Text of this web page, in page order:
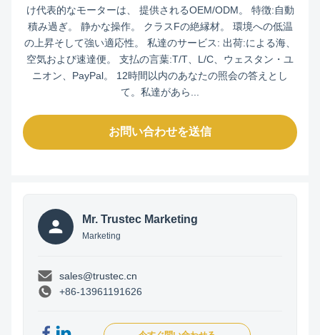
け代表的なモーターは、 提供されるOEM/ODM。 特徴:自動
積み過ぎ。 静かな操作。 クラスFの絶縁材。 環境への低温
の上昇そして強い適応性。 私達のサービス: 出荷:による海、
空気および速達便。 支払の言葉:T/T、L/C、ウェスタン・ユ
ニオン、PayPal。 12時間以内のあなたの照会の答えとし
て。私達があら...
お問い合わせを送信
Mr. Trustec Marketing
Marketing
sales@trustec.cn
+86-13961191626